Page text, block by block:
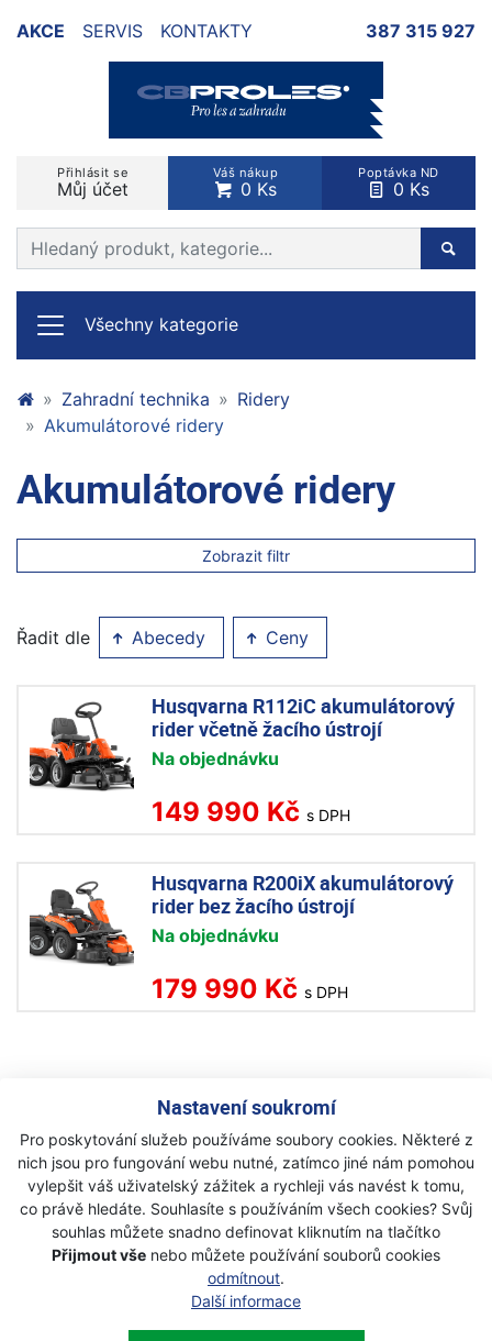
Nastavení soukromí
Pro poskytování služeb používáme soubory cookies. Některé z
nich jsou pro fungování webu nutné, zatímco jiné nám pomohou
vylepšit váš uživatelský zážitek a rychleji vás navést k tomu,
co právě hledáte. Souhlasíte s používáním všech cookies? Svůj
souhlas můžete snadno definovat kliknutím na tlačítko
Přijmout vše nebo můžete používání souborů cookies
odmítnout.
Další informace
AKCE SERVIS KONTAKTY 387 315 927
Přihlásit se
Můj účet
Váš nákup
0 Ks
Poptávka ND
0 Ks
Prohledat web
Všechny kategorie
Zahradní technika
Ridery
Akumulátorové ridery
Akumulátorové ridery
Zobrazit filtr
Řadit dle Abecedy Ceny
Husqvarna R112iC akumulátorový
rider včetně žacího ústrojí
Na objednávku
149 990 Kč s DPH
Husqvarna R200iX akumulátorový
rider bez žacího ústrojí
Na objednávku
179 990 Kč s DPH
Newsletter
Přihlaste se k odběru novinek
Přihlásit
Zaškrtnutím souhlasím se zpracováním osobních
údajů.